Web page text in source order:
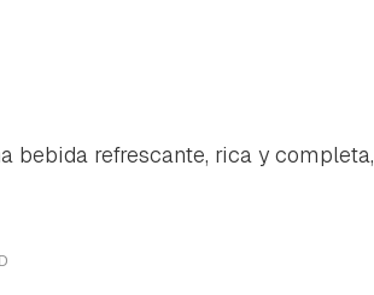
bebida refrescante, rica y completa,